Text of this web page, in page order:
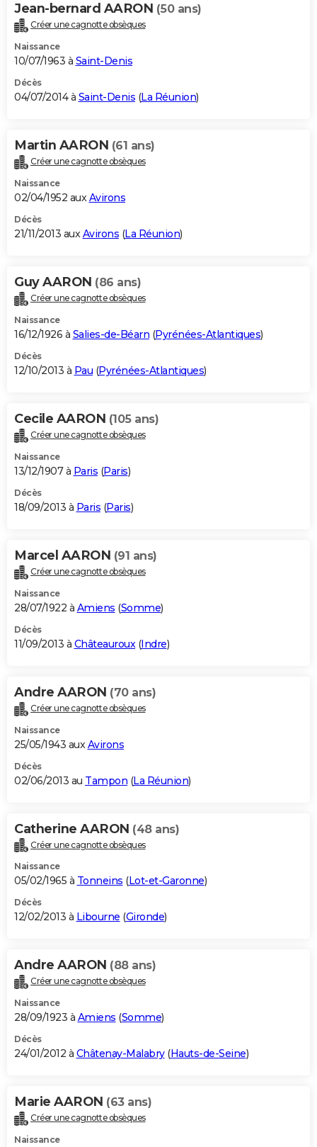
Jean-bernard AARON (50 ans)
Créer une cagnotte obsèques
Naissance
10/07/1963 à Saint-Denis
Décès
04/07/2014 à Saint-Denis (La Réunion)
Martin AARON (61 ans)
Créer une cagnotte obsèques
Naissance
02/04/1952 auxAvirons
Décès
21/11/2013 auxAvirons (La Réunion)
Guy AARON (86 ans)
Créer une cagnotte obsèques
Naissance
16/12/1926 à Salies-de-Béarn (Pyrénées-Atlantiques)
Décès
12/10/2013 à Pau (Pyrénées-Atlantiques)
Cecile AARON (105 ans)
Créer une cagnotte obsèques
Naissance
13/12/1907 à Paris (Paris)
Décès
18/09/2013 à Paris (Paris)
Marcel AARON (91 ans)
Créer une cagnotte obsèques
Naissance
28/07/1922 à Amiens (Somme)
Décès
11/09/2013 à Châteauroux(Indre)
Andre AARON (70 ans)
Créer une cagnotte obsèques
Naissance
25/05/1943 aux Avirons
Décès
02/06/2013 au Tampon (La Réunion)
Catherine AARON (48 ans)
Créer une cagnotte obsèques
Naissance
05/02/1965 à Tonneins (Lot-et-Garonne)
Décès
12/02/2013 à Libourne (Gironde)
Andre AARON (88 ans)
Créer une cagnotte obsèques
Naissance
28/09/1923 à Amiens (Somme)
Décès
24/01/2012 à Châtenay-Malabry(Hauts-de-Seine)
Marie AARON (63 ans)
Créer une cagnotte obsèques
Naissance